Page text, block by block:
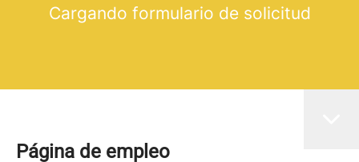
Cargando formulario de solicitud
Página de empleo